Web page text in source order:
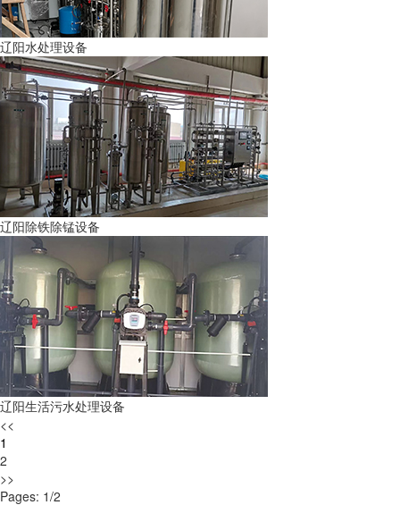
辽阳水处理设备
辽阳除铁除锰设备
辽阳生活污水处理设备
<<
1
2
>>
Pages: 1/2